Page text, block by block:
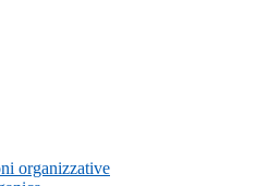
organizzative